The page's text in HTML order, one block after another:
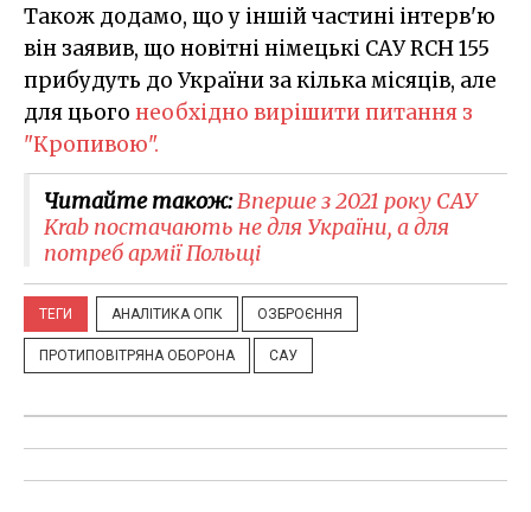
Також додамо, що у іншій частині інтерв'ю
він заявив, що новітні німецькі САУ RCH 155
прибудуть до України за кілька місяців, але
для цього необхідно вирішити питання з
"Кропивою".
Читайте також:Вперше з 2021 року САУ
Krab постачають не для України, а для
потреб армії Польщі
ТЕГИ АНАЛІТИКА ОПК ОЗБРОЄННЯ
ПРОТИПОВІТРЯНА ОБОРОНА САУ